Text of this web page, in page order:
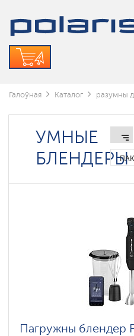
Галоўная Каталог разумны
УМНЫЕ
БЛЕНДЕРЫ
Пагружны блендер